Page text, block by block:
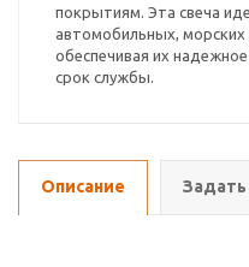
покрытиям. Эта свеча
автомобильных,
обеспечивая их
срок службы.
Описание Задать